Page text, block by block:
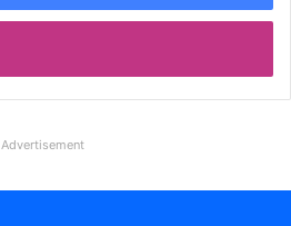
Advertisement